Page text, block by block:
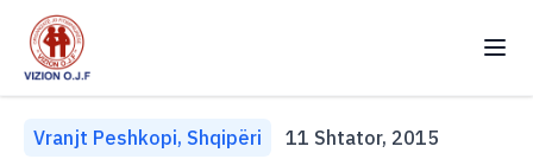
Vizion OJF
Kryefaqja
Vranjt Peshkopi, Shqipëri 11 Shtator, 2015